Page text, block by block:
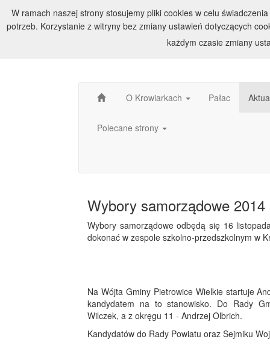
O Krowiarkach Pałac
Polecane strony
Wybory samorządowe 2014
Wybory samorządowe odbędą się 16
dokonać w zespole szkolno-przedszkolnym w
Na Wójta Gminy Pietrowice Wielkie startuje
kandydatem na to stanowisko. Do Rady
Wilczek, a z okręgu 11 - Andrzej Olbrich.
Kandydatów do Rady Powiatu oraz Sejmiku
W ramach naszej strony stosujemy pliki cookies w celu
potrzeb. Korzystanie z witryny bez zmiany ustawień dotyczących
każdym czasie zmiany